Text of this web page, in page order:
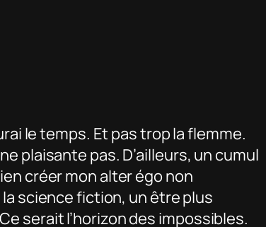
le temps. Et pas trop la flemme.
plaisante pas. D’ailleurs, un cumul
créer mon alter égo non
science fiction, un être plus
serait l’horizon des impossibles.